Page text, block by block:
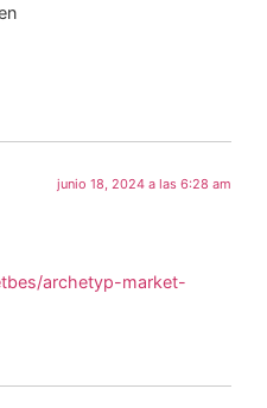
junio 18, 2024 a las 6:28 am
archetyp-market-